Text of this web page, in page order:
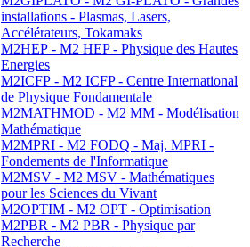
installations - Plasmas, Lasers,
Accélérateurs, Tokamaks
M2HEP - M2 HEP - Physique des Hautes
Energies
M2ICFP - M2 ICFP - Centre International
de Physique Fondamentale
M2MATHMOD - M2 MM - Modélisation
Mathématique
M2MPRI - M2 FODQ - Maj. MPRI -
Fondements de l'Informatique
M2MSV - M2 MSV - Mathématiques
pour les Sciences du Vivant
M2OPTIM - M2 OPT - Optimisation
M2PBR - M2 PBR - Physique par
Recherche